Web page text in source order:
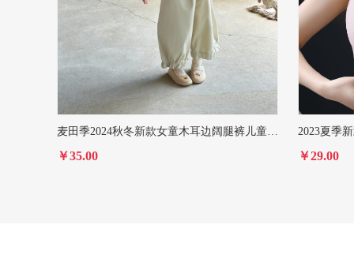
麦田季2024秋冬新款女童木耳边阔腿裤儿童宽松休闲裤舒适 百搭长裤
￥35.00 ￥29.00